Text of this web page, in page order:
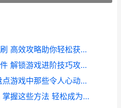
王者荣耀传说皮肤如何刷 高效攻略助你轻松获取稀有皮肤
王者荣耀如何看满足条件 解锁游戏进阶技巧攻略解析
王者荣耀名字好听呢 盘点游戏中那些令人心动的角色昵称推荐
王者荣耀单挑技巧解析 掌握这些方法 轻松成为单挑高手